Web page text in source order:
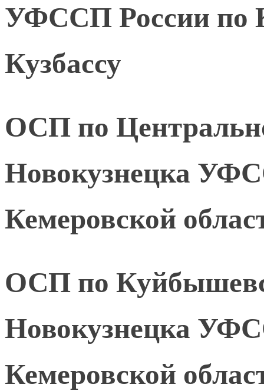
УФССП России по
Кузбассу
ОСП по
Новокузнецка
Кемеровской
ОСП по
Новокузнецка
Кемеровской